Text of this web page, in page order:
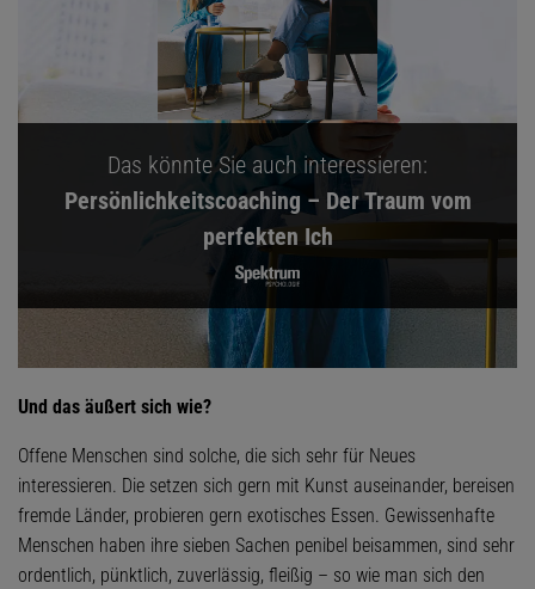
Das könnte Sie auch interessieren:
Persönlichkeitscoaching – Der Traum vom
perfekten Ich
Und das äußert sich wie?
Offene Menschen sind solche, die sich sehr für Neues
interessieren. Die setzen sich gern mit Kunst auseinander, bereisen
fremde Länder, probieren gern exotisches Essen. Gewissenhafte
Menschen haben ihre sieben Sachen penibel beisammen, sind sehr
ordentlich, pünktlich, zuverlässig, fleißig – so wie man sich den